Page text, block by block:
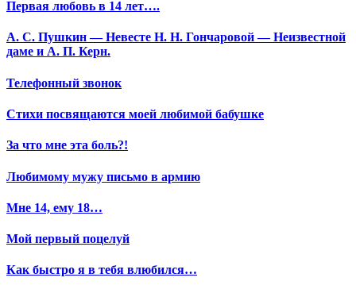
Первая любовь в 14 лет….
А. С. Пушкин — Невесте Н. Н. Гончаровой — Неизвестной
даме и А. П. Керн.
Телефонный звонок
Стихи посвящаются моей любимой бабушке
За что мне эта боль?!
Любимому мужу письмо в армию
Мне 14, ему 18…
Мой первый поцелуй
Как быстро я в тебя влюбился…